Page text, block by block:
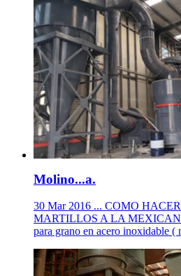
Molino...a.
30 Mar 2016 ... COMO
MARTILLOS A LA
para grano en acero inoxidable (